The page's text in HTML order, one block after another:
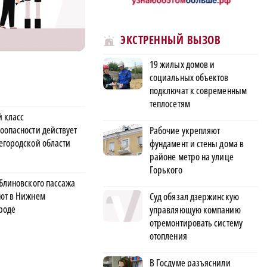
класс
действует
области
пассажа
в Нижнем
ЭКСТРЕННЫЙ ВЫЗОВ
19 жилых домов и
социальных объектов
подключат к современным
теплосетям
Рабочие укрепляют
фундамент и стены дома в
районе метро на улице
Горького
Суд обязал дзержинскую
управляющую компанию
отремонтировать систему
отопления
В Госдуме разъяснили